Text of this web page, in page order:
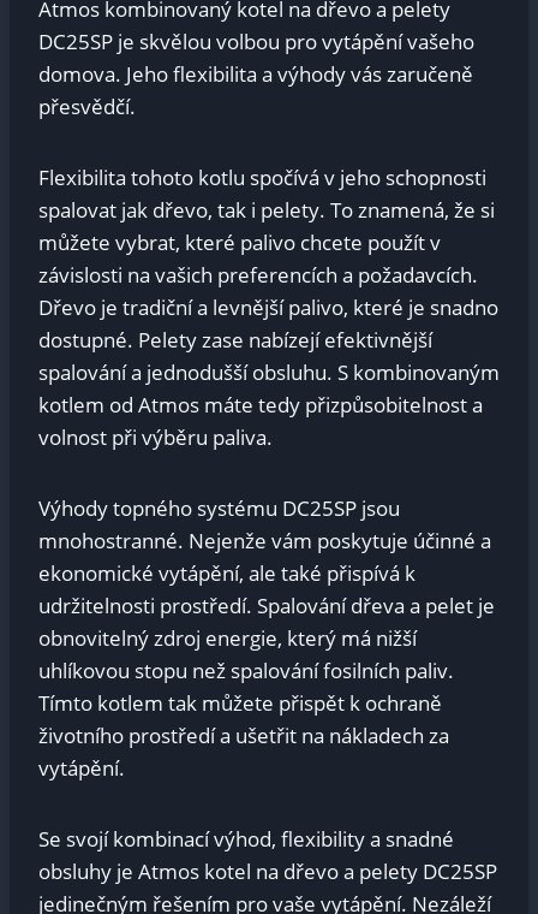
Atmos kombinovaný kotel na dřevo a pelety
DC25SP je skvělou volbou pro vytápění vašeho
domova. Jeho flexibilita a výhody vás zaručeně
přesvědčí.
Flexibilita tohoto kotlu spočívá v jeho schopnosti
spalovat jak dřevo, tak i pelety. To znamená, že si
můžete vybrat, které palivo chcete použít v
závislosti na vašich preferencích a požadavcích.
Dřevo je tradiční a levnější palivo, které je snadno
dostupné. Pelety zase nabízejí efektivnější
spalování a jednodušší obsluhu. S kombinovaným
kotlem od Atmos máte tedy přizpůsobitelnost a
volnost při výběru paliva.
Výhody topného systému DC25SP jsou
mnohostranné. Nejenže vám poskytuje účinné a
ekonomické vytápění, ale také přispívá k
udržitelnosti prostředí. Spalování dřeva a pelet je
obnovitelný zdroj energie, který má nižší
uhlíkovou stopu než spalování fosilních paliv.
Tímto kotlem tak můžete přispět k ochraně
životního prostředí a ušetřit na nákladech za
vytápění.
Se svojí kombinací výhod, flexibility a snadné
obsluhy je Atmos kotel na dřevo a pelety DC25SP
jedinečným řešením pro vaše vytápění. Nezáleží